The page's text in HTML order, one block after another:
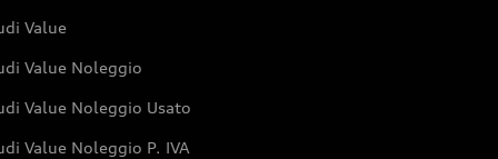
Value
Value Noleggio
Value Noleggio Usato
Value Noleggio P. IVA